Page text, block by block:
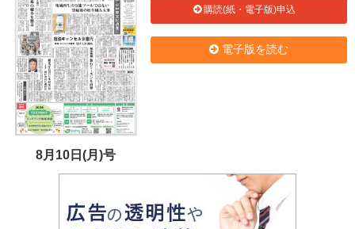
8月10日(月)号
購読(紙・電子版)申込
電子版を読む